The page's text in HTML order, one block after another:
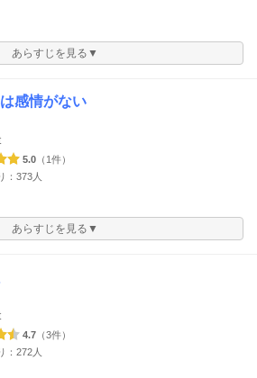
あらすじを見る▼
感情がない
5.0 （1件）
：373人
あらすじを見る▼
4.7 （3件）
：272人